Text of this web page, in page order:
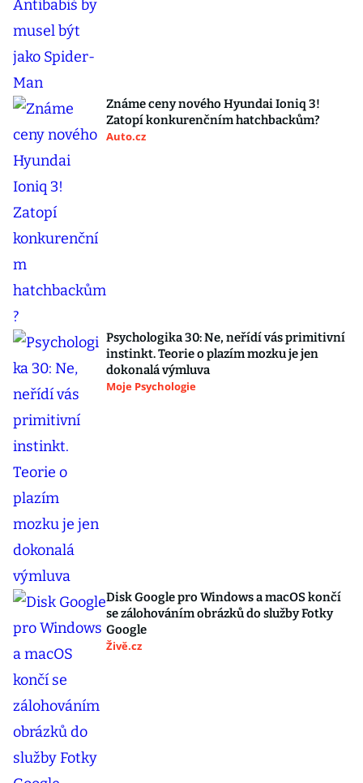
Známe ceny nového Hyundai Ioniq 3!
Zatopí konkurenčním hatchbackům?
Auto.cz
Psychologika 30: Ne, neřídí vás primitivní
instinkt. Teorie o plazím mozku je jen
dokonalá výmluva
Moje Psychologie
Disk Google pro Windows a macOS končí
se zálohováním obrázků do služby Fotky
Google
Živě.cz